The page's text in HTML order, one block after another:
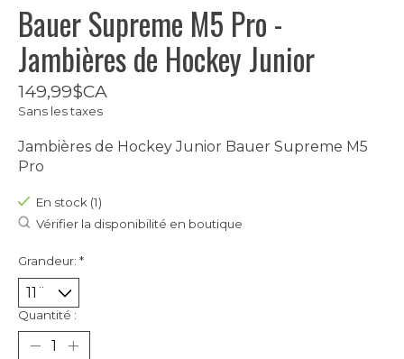
Bauer Supreme M5 Pro -
Jambières de Hockey Junior
149,99$CA
Sans les taxes
Jambières de Hockey Junior Bauer Supreme M5
Pro
En stock (1)
Vérifier la disponibilité en boutique
Grandeur: *
Quantité :